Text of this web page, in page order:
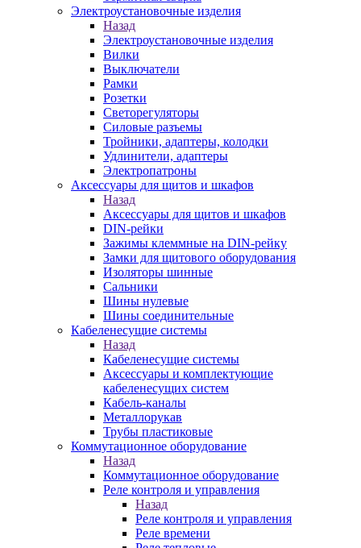
Электроустановочные изделия
Назад
Электроустановочные изделия
Вилки
Выключатели
Рамки
Розетки
Светорегуляторы
Силовые разъемы
Тройники, адаптеры, колодки
Удлинители, адаптеры
Электропатроны
Аксессуары для щитов и шкафов
Назад
Аксессуары для щитов и шкафов
DIN-рейки
Зажимы клеммные на DIN-рейку
Замки для щитового оборудования
Изоляторы шинные
Сальники
Шины нулевые
Шины соединительные
Кабеленесущие системы
Назад
Кабеленесущие системы
Аксессуары и комплектующие
кабеленесущих систем
Кабель-каналы
Металлорукав
Трубы пластиковые
Коммутационное оборудование
Назад
Коммутационное оборудование
Реле контроля и управления
Назад
Реле контроля и управления
Реле времени